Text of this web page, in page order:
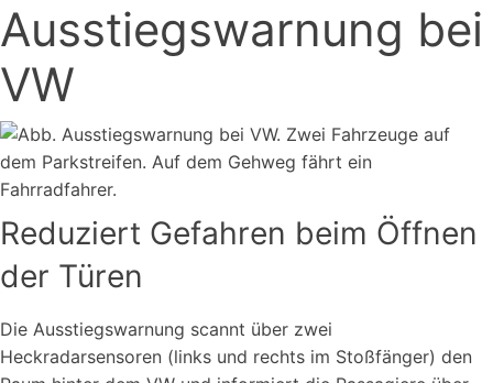
Ausstiegswarnung bei
VW
Reduziert Gefahren beim Öffnen
der Türen
Die Ausstiegswarnung scannt über zwei
Heckradarsensoren (links und rechts im Stoßfänger) den